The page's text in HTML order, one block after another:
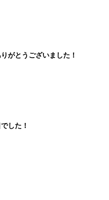
がとうございました！
した！